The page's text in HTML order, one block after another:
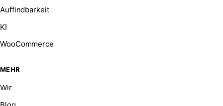
Auffindbarkeit
KI
WooCommerce
MEHR
Wir